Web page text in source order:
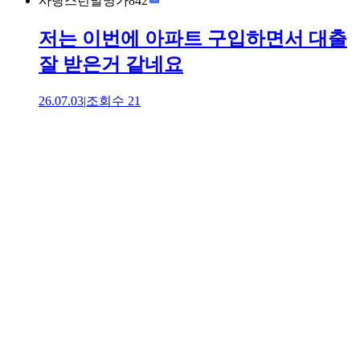
저는 이번에 아파트 구입하면서 대출
잘 받은거 같네요
26.07.03|조회수 21